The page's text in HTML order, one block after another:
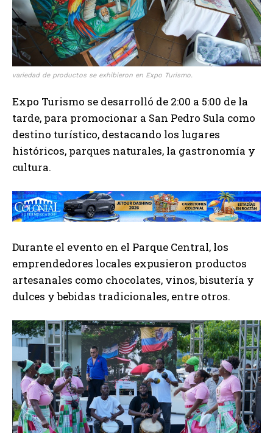
variedad de productos se exhibieron en Expo Turismo.
Expo Turismo se desarrolló de 2:00 a 5:00 de la
tarde, para promocionar a San Pedro Sula como
destino turístico, destacando los lugares
históricos, parques naturales, la gastronomía y
cultura.
Durante el evento en el Parque Central, los
emprendedores locales expusieron productos
artesanales como chocolates, vinos, bisutería y
dulces y bebidas tradicionales, entre otros.